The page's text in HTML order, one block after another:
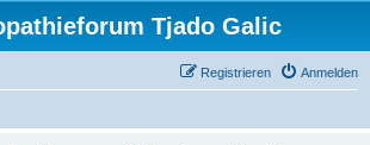
Tjado Galic
Anmelden
Registrieren